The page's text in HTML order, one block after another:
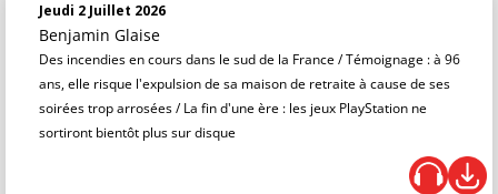
Jeudi 2 Juillet 2026
Benjamin Glaise
Des incendies en cours dans le sud de la France / Témoignage : à 96
ans, elle risque l'expulsion de sa maison de retraite à cause de ses
soirées trop arrosées / La fin d'une ère : les jeux PlayStation ne
sortiront bientôt plus sur disque